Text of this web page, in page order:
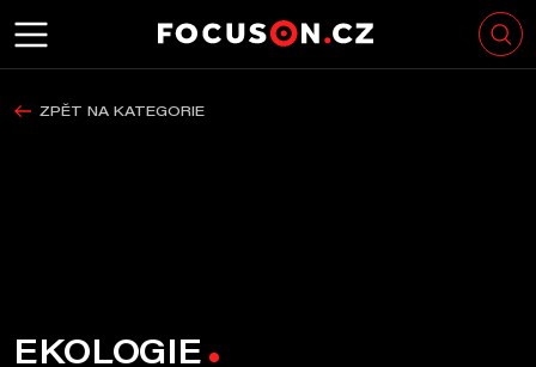
ZPĚT NA KATEGORIE
EKOLOGIE